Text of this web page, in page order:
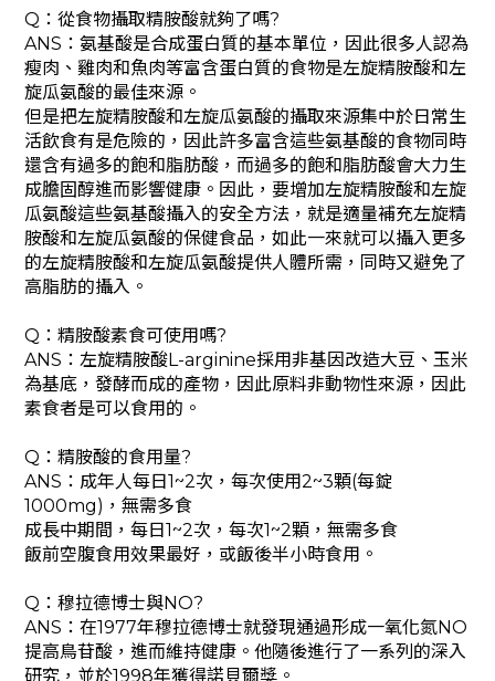
Q：從食物攝取精胺酸就夠了嗎?
ANS：氨基酸是合成蛋白質的基本單位，因此很多人認為
瘦肉、雞肉和魚肉等富含蛋白質的食物是左旋精胺酸和左
旋瓜氨酸的最佳來源。
但是把左旋精胺酸和左旋瓜氨酸的攝取來源集中於日常生
活飲食有是危險的，因此許多富含這些氨基酸的食物同時
還含有過多的飽和脂肪酸，而過多的飽和脂肪酸會大力生
成膽固醇進而影響健康。因此，要增加左旋精胺酸和左旋
瓜氨酸這些氨基酸攝入的安全方法，就是適量補充左旋精
胺酸和左旋瓜氨酸的保健食品，如此一來就可以攝入更多
的左旋精胺酸和左旋瓜氨酸提供人體所需，同時又避免了
高脂肪的攝入。
Q：精胺酸素食可使用嗎?
ANS：左旋精胺酸L-arginine採用非基因改造大豆、玉米
為基底，發酵而成的產物，因此原料非動物性來源，因此
素食者是可以食用的。
Q：精胺酸的食用量?
ANS：成年人每日1~2次，每次使用2~3顆(每錠
1000mg)，無需多食
成長中期間，每日1~2次，每次1~2顆，無需多食
飯前空腹食用效果最好，或飯後半小時食用。
Q：穆拉德博士與NO?
ANS：在1977年穆拉德博士就發現通過形成一氧化氮NO
提高鳥苷酸，進而維持健康。他隨後進行了一系列的深入
研究，並於1998年獲得諾貝爾獎。